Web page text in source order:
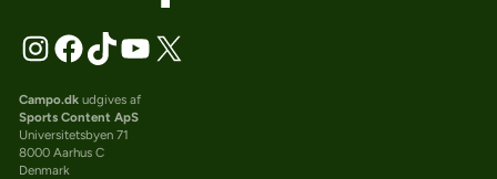
Campo.dkudgives af
Sports Content ApS
Universitetsbyen 71
8000 Aarhus C
Denmark